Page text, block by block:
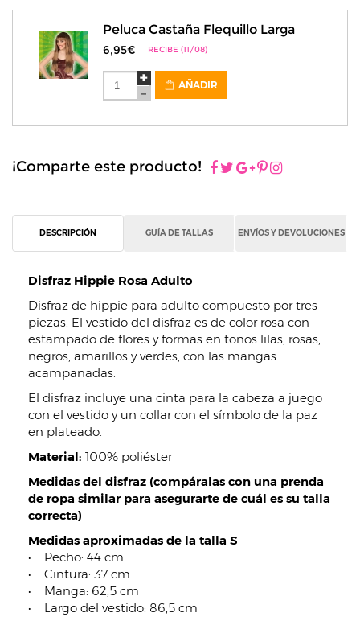
Peluca Castaña Flequillo Larga
6,95€ RECIBE (11/08)
AÑADIR
¡Comparte este producto!
DESCRIPCIÓN GUÍA DE TALLAS ENVÍOS Y DEVOLUCIONES
Disfraz Hippie Rosa Adulto
Disfraz de hippie para adulto compuesto por tres
piezas. El vestido del disfraz es de color rosa con
estampado de flores y formas en tonos lilas, rosas,
negros, amarillos y verdes, con las mangas
acampanadas.
El disfraz incluye una cinta para la cabeza a juego
con el vestido y un collar con el símbolo de la paz
en plateado.
Material: 100% poliéster
Medidas del disfraz (compáralas con una prenda
de ropa similar para asegurarte de cuál es su talla
correcta)
Medidas aproximadas de la talla S
• Pecho: 44 cm
• Cintura: 37 cm
• Manga: 62,5 cm
• Largo del vestido: 86,5 cm